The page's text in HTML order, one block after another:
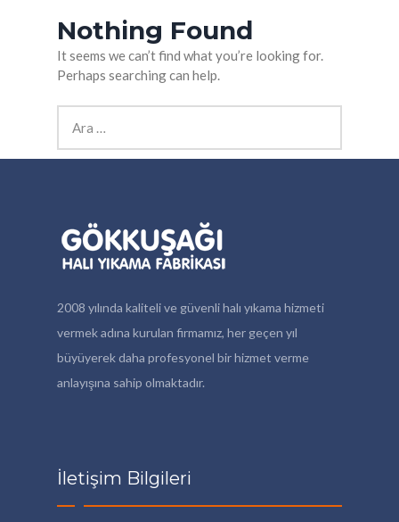
Nothing Found
It seems we can’t find what you’re looking for.
Perhaps searching can help.
2008 yılında kaliteli ve güvenli halı yıkama hizmeti
vermek adına kurulan firmamız, her geçen yıl
büyüyerek daha profesyonel bir hizmet verme
anlayışına sahip olmaktadır.
İletişim Bilgileri